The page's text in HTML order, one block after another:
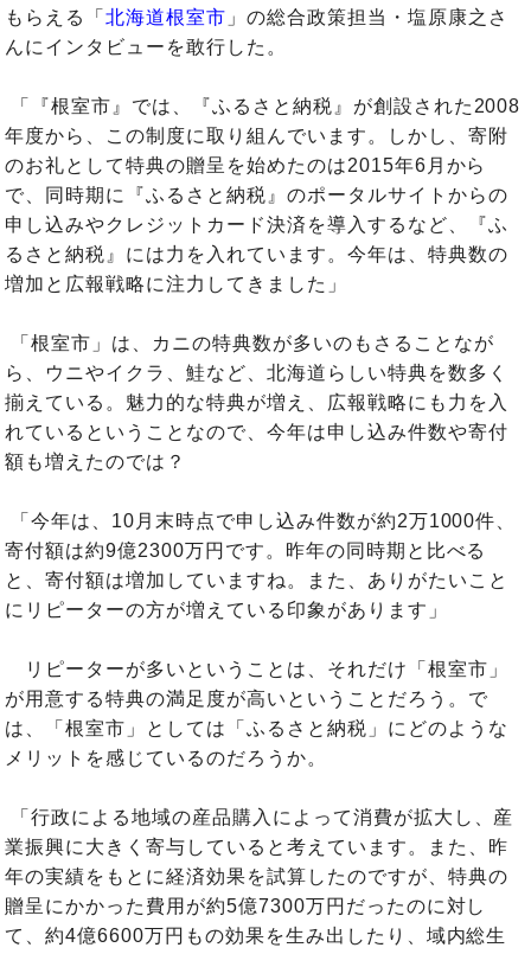
もらえる「北海道根室市 」の総合政策担当・塩原康之さ
んにインタビューを敢行した。
「『根室市』では、『ふるさと納税』が創設された2008
年度から、この制度に取り組んでいます。しかし、寄附
のお礼として特典の贈呈を始めたのは2015年6月から
で、同時期に『ふるさと納税』のポータルサイトからの
申し込みやクレジットカード決済を導入するなど、『ふ
るさと納税』には力を入れています。今年は、特典数の
増加と広報戦略に注力してきました」
「根室市」は、カニの特典数が多いのもさることなが
ら、ウニやイクラ、鮭など、北海道らしい特典を数多く
揃えている。魅力的な特典が増え、広報戦略にも力を入
れているということなので、今年は申し込み件数や寄付
額も増えたのでは？
「今年は、10月末時点で申し込み件数が約2万1000件、
寄付額は約9億2300万円です。昨年の同時期と比べる
と、寄付額は増加していますね。また、ありがたいこと
にリピーターの方が増えている印象があります」
リピーターが多いということは、それだけ「根室市」
が用意する特典の満足度が高いということだろう。で
は、「根室市」としては「ふるさと納税」にどのような
メリットを感じているのだろうか。
「行政による地域の産品購入によって消費が拡大し、産
業振興に大きく寄与していると考えています。また、昨
年の実績をもとに経済効果を試算したのですが、特典の
贈呈にかかった費用が約5億7300万円だったのに対し
て、約4億6600万円もの効果を生み出したり、域内総生